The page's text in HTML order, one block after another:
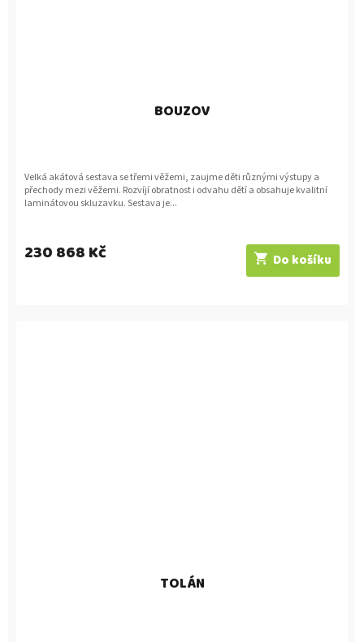
BOUZOV
230 868 Kč Do košíku
Velká akátová sestava se třemi věžemi, zaujme děti různými výstupy a
přechody mezi věžemi. Rozvíjí obratnost i odvahu dětí a obsahuje kvalitní
laminátovou skluzavku. Sestava je...
TOLÁN